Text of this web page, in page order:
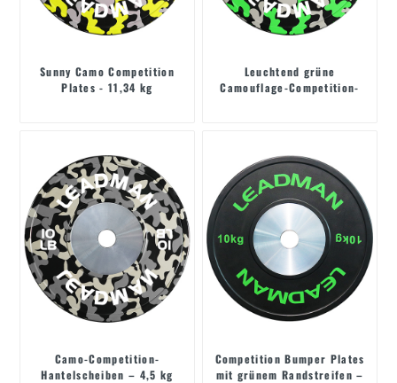
Sunny Camo Competition
Plates - 11,34 kg
Leuchtend grüne
Camouflage-Competition-
Camo-Competition-
Hantelscheiben – 4,5 kg
Competition Bumper Plates
mit grünem Randstreifen –